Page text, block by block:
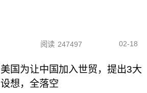
阅读 247497 02-18
美国为让中国加入世贸，提出3大
设想，全落空